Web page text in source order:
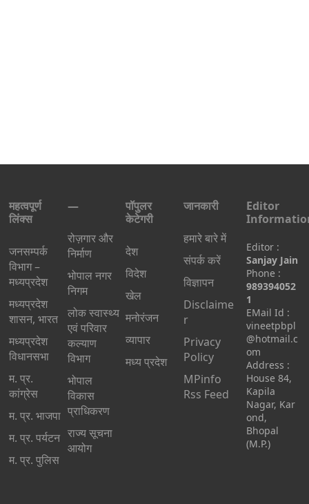
महत्वपूर्ण
लिंक्स
जनसम्पर्क
विभाग –
मध्यप्रदेश
मध्यप्रदेश
शासन, भारत
मध्‍यप्रदेश
विधानसभा
म. प्र.
कांग्रेस
म. प्र. भाजपा
म. प्र. पर्यटन
म. प्र. पुलिस
—
रोज़गार और
निर्माण
भोपाल नगर
निगम
लोक स्वास्थ्य
एवं परिवार
कल्याण
विभाग
भोपाल
विकास
प्राधिकरण
राज्य सूचना
आयोग
पॉपुलर
केटेगरी
देश
विदेश
खेल
मनोरंजन
व्यापार
मध्य प्रदेश
जानकारी
हमारे बारे में
संपर्क करें
विज्ञापन
Disclaime
r
Privacy
Policy
MPinfo
Rss Feed
Editor
Editor :
Sanjay Jain
Phone :
989394052
1
EMail Id :
vineetpbpl
@hotmail.c
om
Address :
House 84,
Kapila
Nagar, Kar
ond,
Bhopal
(M.P.)